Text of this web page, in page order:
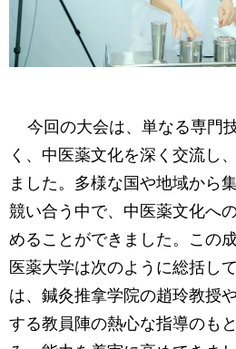
今回の大会は、単なる専門
く、中医薬文化を深く交流し
ました。多様な国や地域から
競い合う中で、中医薬文化へ
めることができました。この
医薬大学は次のように総括し
は、鍼灸推拿学院の趙玲教授
する教員陣の熱心な指導のも